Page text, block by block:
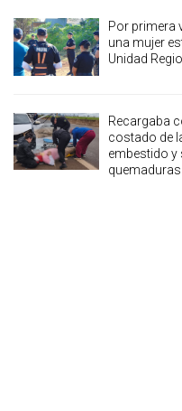
Por primera
una mujer
Unidad
Recargaba
costado de
embestido y
quemaduras